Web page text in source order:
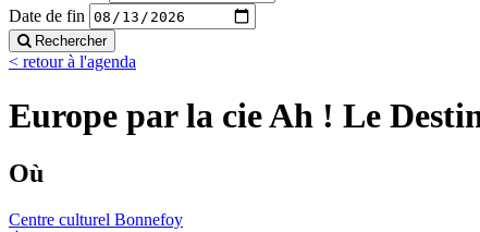
Date de fin
Rechercher
< retour à l'agenda
Europe par la cie Ah ! Le
Où
Centre culturel Bonnefoy